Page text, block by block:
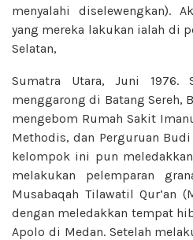
menyalahi diselewengkan).
yang mereka lakukan ialah di
Selatan,
Sumatra Utara, Juni 1976.
menggarong di Batang Sereh,
mengebom Rumah Sakit
Methodis, dan Perguruan
kelompok ini pun
melakukan pelemparan
Musabaqah Tilawatil Qur’an
dengan meledakkan tempat
Apolo di Medan. Setelah